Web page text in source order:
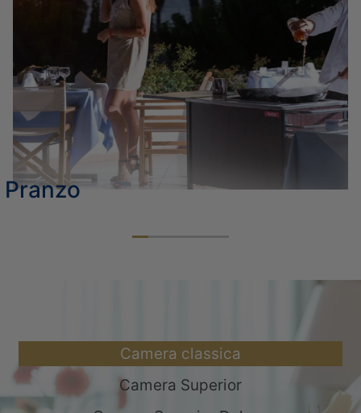
L’HOTEL
CAMERE E SUITE
PRIVILEGI DELLA CLASSE ELITE
RISTORANTI
OFFERTE SPECIALI
ELIXIR SPA
RIUNIONI
POSIZIONE
GALLERIA FOTOGRAFICA
ONLINE CHECK-IN
Pranzo
Camera classica
Camera Superior